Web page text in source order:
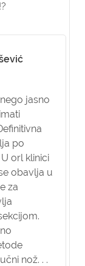
jasno
imati
po
orl klinici
obavlja u
za
nož. . .